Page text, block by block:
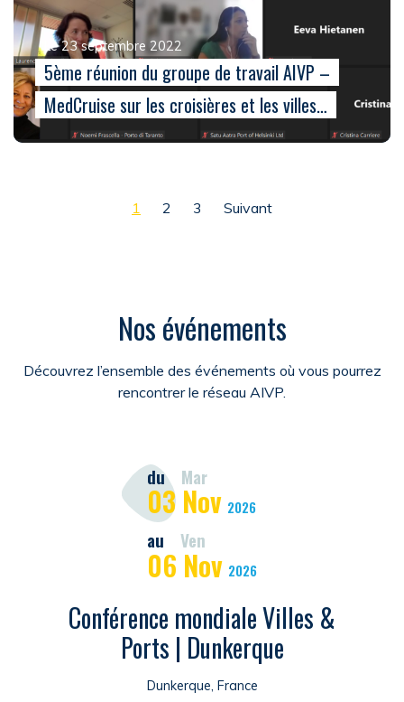
Le 23 septembre 2022
5ème réunion du groupe de travail AIVP –
MedCruise sur les croisières et les villes…
Pagination des publications
1 2 3 Suivant
Nos événements
Découvrez l’ensemble des événements où vous pourrez
rencontrer le réseau AIVP.
du Mar
03 Nov 2026
au Ven
06 Nov 2026
Conférence mondiale Villes &
Ports | Dunkerque
Dunkerque, France